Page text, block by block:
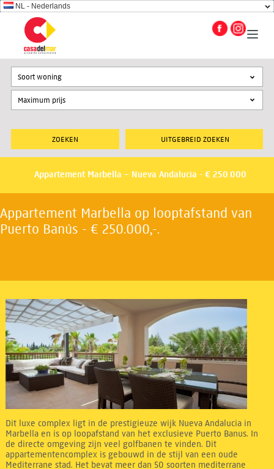
NL - Nederlands
UITGEBREID ZOEKEN
Soort woning
Appartement Marbella – Nueva Andalucia - € 250.000
Appartement Marbella op looptafstand van
Puerto Banús - € 250.000,-.
Dit luxe complex ligt in de prestigieuze wijk Nueva Andalucia in
Marbella en is op loopafstand van het exclusieve Puerto Banus. In
de directe omgeving zijn veel golfbanen te vinden. Dit
appartementencomplex is gebouwd in de stijl van een oude
Mediterrane stad. Het bevat meer dan 50 soorten mediterrane